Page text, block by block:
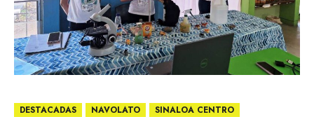
DESTACADAS NAVOLATO SINALOA CENTRO